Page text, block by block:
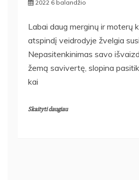
2022 6 balandžio
Labai daug merginų ir moterų
atspindį veidrodyje žvelgia
Nepasitenkinimas savo
žemą savivertę, slopina
kai
Skaityti daugiau